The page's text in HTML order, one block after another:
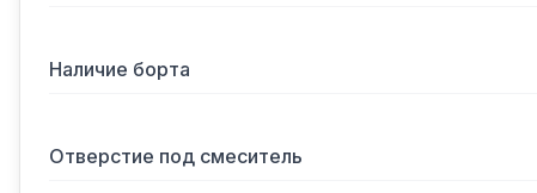
Наличие борта
Отверстие под смеситель